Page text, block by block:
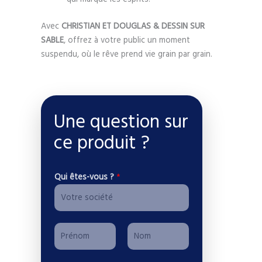
Avec CHRISTIAN ET DOUGLAS & DESSIN SUR
SABLE, offrez à votre public un moment
suspendu, où le rêve prend vie grain par grain.
Une question sur
ce produit ?
Qui êtes-vous ? *
P
r